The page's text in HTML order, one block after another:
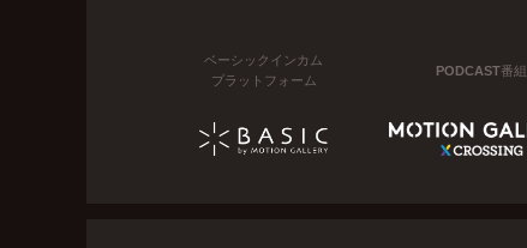
ベーシックインカム
プラットフォーム
PODCAST番組